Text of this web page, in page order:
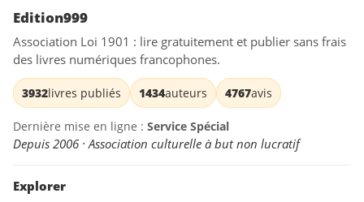
Edition999
Association Loi 1901 : lire gratuitement et publier sans frais
des livres numériques francophones.
3932livres publiés 1434auteurs 4767avis
Dernière mise en ligne : Service Spécial
Depuis 2006 · Association culturelle à but non lucratif
Explorer